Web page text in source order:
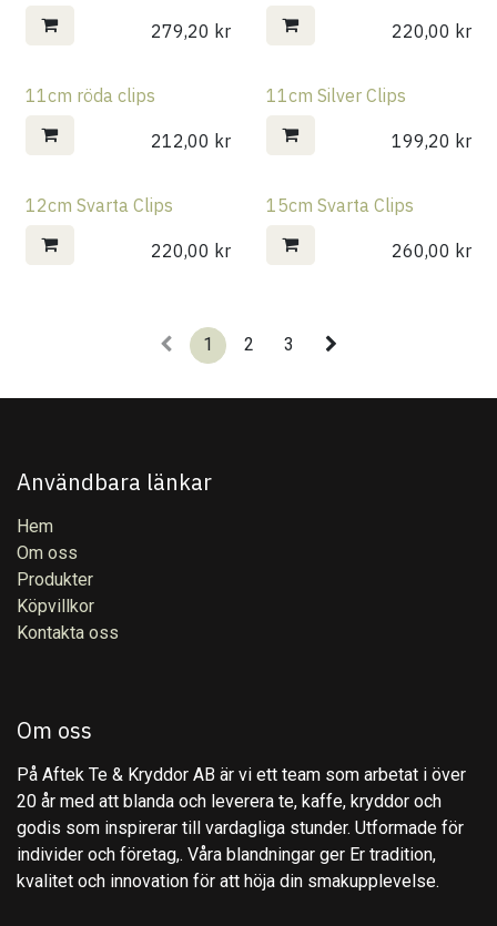
279,20 kr 220,00 kr
11cm röda clips
212,00 kr
11cm Silver Clips
199,20 kr
12cm Svarta Clips
220,00 kr
15cm Svarta Clips
260,00 kr
1 2 3
Användbara länkar
Hem
Om oss
Produkter
Köpvillkor
Kontakta oss
Om oss
På Aftek Te & Kryddor AB är vi ett team som arbetat i över
20 år med att blanda och leverera te, kaffe, kryddor och
godis som inspirerar till vardagliga stunder. Utformade för
individer och företag,. Våra blandningar ger Er tradition,
kvalitet och innovation för att höja din smakupplevelse.